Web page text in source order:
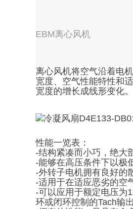
EBM离心风机
离心风机将空气沿着电
宽度、空气性能特性和
宽度的增长成线形变化。
性能一览表：
-结构紧凑而小巧，绝大
-能够在高压条件下以极
-外转子电机拥有良好的
-适用于在适应恶劣的空
-可以应用于额定电压为
环或闭环控制的Tach输